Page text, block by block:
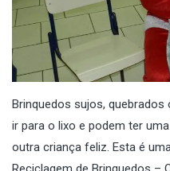
Brinquedos sujos,
ir para o lixo e podem ter
outra criança feliz. Esta é